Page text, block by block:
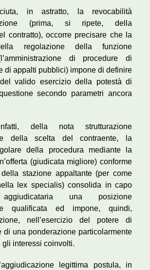
in astratto, la revocabilità
(prima, si ripete, della
contratto), occorre precisare che la
regolazione della funzione
di procedure di
di appalti pubblici) impone di definire
valido esercizio della potestà di
secondo parametri ancora
della nota strutturazione
della scelta del contraente, la
della procedura mediante la
(giudicata migliore) conforme
stazione appaltante (per come
lex specialis) consolida in capo
aggiudicataria una posizione
qualificata ed impone, quindi,
nell’esercizio del potere di
di una ponderazione particolarmente
gli interessi coinvolti.
legittima postula, in